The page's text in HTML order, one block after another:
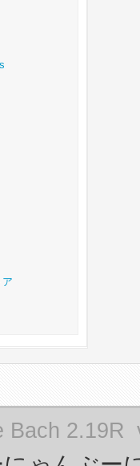
Bach 2.19R